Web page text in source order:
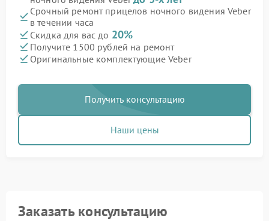
Срочный ремонт прицелов ночного видения Veber
в течении часа
Скидка для вас до 20%
Получите 1500 рублей на ремонт
Оригинальные комплектующие Veber
Получить консультацию
Наши цены
Заказать консультацию